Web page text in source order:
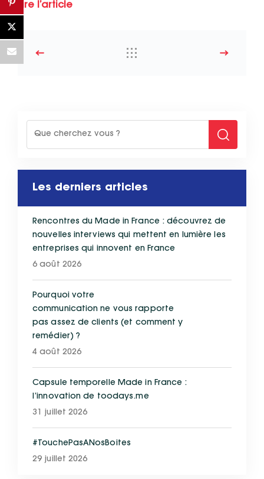
Lire l’article
Les derniers articles
Rencontres du Made in France : découvrez de
nouvelles interviews qui mettent en lumière les
entreprises qui innovent en France
6 août 2026
Pourquoi votre
communication ne vous rapporte
pas assez de clients (et comment y
remédier) ?
4 août 2026
Capsule temporelle Made in France :
l’innovation de toodays.me
31 juillet 2026
#TouchePasANosBoites
29 juillet 2026